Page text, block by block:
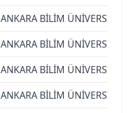
ANKARA BİLİM ÜNİVERSİTESİ
ANKARA BİLİM ÜNİVERSİTESİ
ANKARA BİLİM ÜNİVERSİTESİ
ANKARA BİLİM ÜNİVERSİTESİ